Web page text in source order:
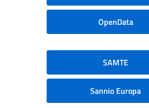
OpenData
SAMTE
Sannio Europa